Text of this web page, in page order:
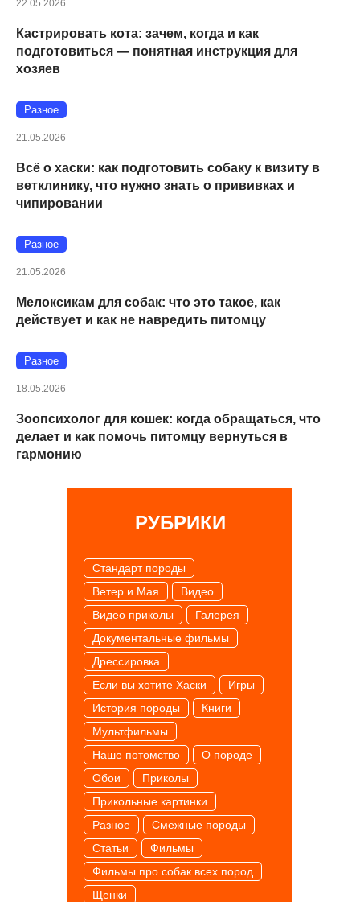
22.05.2026
Кастрировать кота: зачем, когда и как
подготовиться — понятная инструкция для
хозяев
Разное
21.05.2026
Всё о хаски: как подготовить собаку к визиту в
ветклинику, что нужно знать о прививках и
чипировании
Разное
21.05.2026
Мелоксикам для собак: что это такое, как
действует и как не навредить питомцу
Разное
18.05.2026
Зоопсихолог для кошек: когда обращаться, что
делает и как помочь питомцу вернуться в
гармонию
РУБРИКИ
Cтандарт породы
Ветер и Мая
Видео
Видео приколы
Галерея
Документальные фильмы
Дрессировка
Если вы хотите Хаски
Игры
История породы
Книги
Мультфильмы
Наше потомство
О породе
Обои
Приколы
Прикольные картинки
Разное
Смежные породы
Статьи
Фильмы
Фильмы про собак всех пород
Щенки